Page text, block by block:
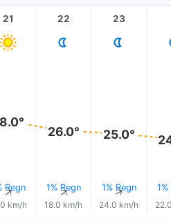
21
Regn
↑
km/h
22
26.0°
1% Regn
↑
18.0 km/h
23
25.0°
1% Regn
↑
24.0 km/h
1%